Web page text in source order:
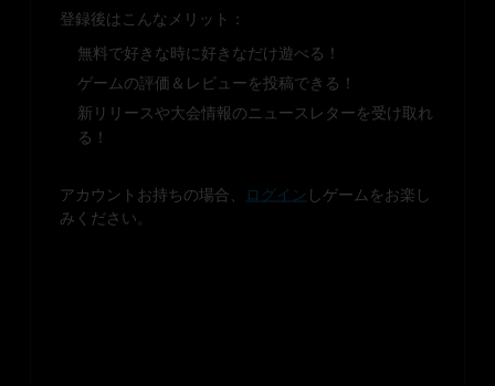
登録後はこんなメリット：
無料で好きな時に好きなだけ遊べる！
ゲームの評価＆レビューを投稿できる！
新リリースや大会情報のニュースレターを受け取れ
る！
アカウントお持ちの場合、 ログイン しゲームをお楽し
みください。